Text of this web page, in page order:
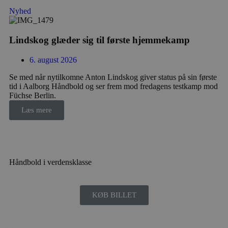
Nyhed
Lindskog glæder sig til første hjemmekamp
6. august 2026
Se med når nytilkomne Anton Lindskog giver status på sin første
tid i Aalborg Håndbold og ser frem mod fredagens testkamp mod
Füchse Berlin.
Læs mere
Håndbold i verdensklasse
KØB BILLET
aalborghaandbold.dk